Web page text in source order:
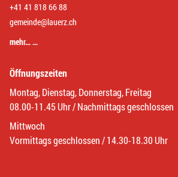
+41 41 818 66 88
gemeinde@lauerz.ch
mehr… …
Öffnungszeiten
Montag, Dienstag, Donnerstag, Freitag
08.00-11.45 Uhr / Nachmittags geschlossen
Mittwoch
Vormittags geschlossen / 14.30-18.30 Uhr